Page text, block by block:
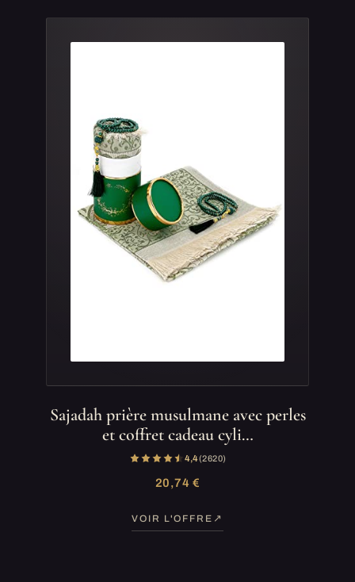
Sajadah prière musulmane avec perles
et coffret cadeau cyli…
4,4(2 620)
20,74 €
VOIR L'OFFRE